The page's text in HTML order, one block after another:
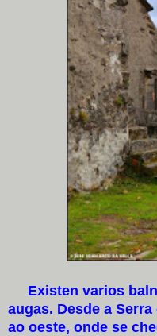
Existen varios
augas. Desde a
ao oeste, onde se